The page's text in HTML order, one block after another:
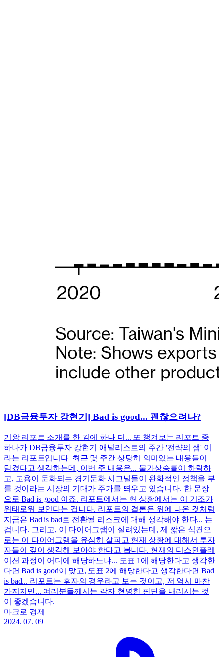
[DB금융투자 강현기] Bad is good... 괜찮으려나?
기왕 리포트 소개를 한 김에 하나 더... 또 챙겨보는 리포트 중
하나가 DB금융투자 강현기 애널리스트의 주간 '전략의 샘' 이
라는 리포트입니다. 최근 몇 주간 상당히 의미있는 내용들이
담겼다고 생각하는데, 이번 주 내용은... 물가상승률이 하락하
고, 고용이 둔화되는 경기둔화 시그널들이 완화적인 정책을 부
를 것이라는 시장의 기대가 주가를 띄우고 있습니다. 한 문장
으로 Bad is good 이죠. 리포트에서는 현 상황에서는 이 기조가
위태로워 보인다는 겁니다. 리포트의 결론은 위에 나온 것처럼
지금은 Bad is bad로 전환될 리스크에 대해 생각해야 한다... 는
겁니다. 그리고, 이 다이어그램이 실려있는데, 제 짧은 식견으
로는 이 다이어그램을 유심히 살피고 현재 상황에 대해서 투자
자들이 깊이 생각해 보아야 한다고 봅니다. 현재의 디스인플레
이션 과정이 어디에 해당하느냐... 도표 1에 해당한다고 생각한
다면 Bad is good이 맞고, 도표 2에 해당한다고 생각한다면 Bad
is bad... 리포트는 후자의 경우라고 보는 것이고, 저 역시 마찬
가지지만... 여러분들께서는 각자 현명한 판단을 내리시는 것
이 좋겠습니다.
마크로 경제
2024. 07. 09